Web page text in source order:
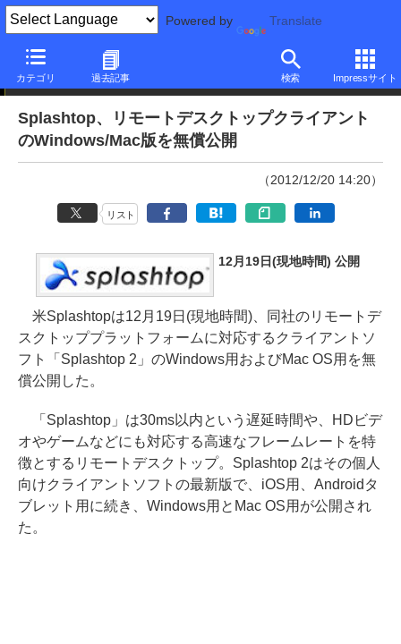
Powered by Translate
カテゴリ 過去記事 検索 Impressサイト
ニュース
Splashtop、リモートデスクトップクライアント
のWindows/Mac版を無償公開
（2012/12/20 14:20）
リスト
12月19日(現地時間) 公開
米Splashtopは12月19日(現地時間)、同社のリモートデ
スクトッププラットフォームに対応するクライアントソ
フト「Splashtop 2」のWindows用およびMac OS用を無
償公開した。
「Splashtop」は30ms以内という遅延時間や、HDビデ
オやゲームなどにも対応する高速なフレームレートを特
徴とするリモートデスクトップ。Splashtop 2はその個人
向けクライアントソフトの最新版で、iOS用、Androidタ
ブレット用に続き、Windows用とMac OS用が公開され
た。